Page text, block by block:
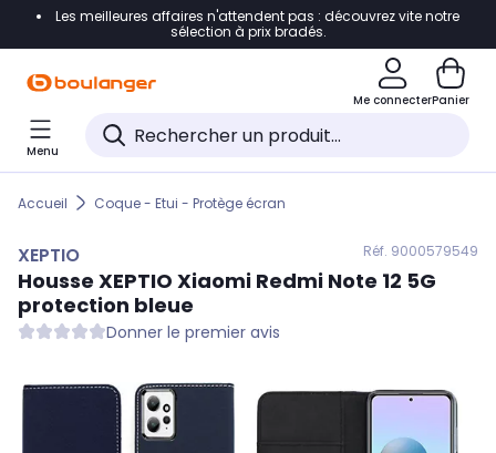
Accéder directement à la navigation
Accéder directement au pied de page
Accéder directement au chatbot
Les meilleures affaires n'attendent pas : découvrez vite notre
sélection à prix bradés.
Me connecterPanier
Menu
Accueil Coque - Etui - Protège écran
XEPTIO Réf. 9000579549
Housse XEPTIO Xiaomi Redmi Note 12 5G
protection bleue
Donner le premier avis